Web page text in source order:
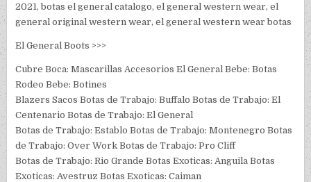
2021, botas el general catalogo, el general western wear, el
general original western wear, el general western wear botas
El General Boots >>>
Cubre Boca: Mascarillas Accesorios El General Bebe: Botas
Rodeo Bebe: Botines
Blazers Sacos Botas de Trabajo: Buffalo Botas de Trabajo: El
Centenario Botas de Trabajo: El General
Botas de Trabajo: Establo Botas de Trabajo: Montenegro Botas
de Trabajo: Over Work Botas de Trabajo: Pro Cliff
Botas de Trabajo: Rio Grande Botas Exoticas: Anguila Botas
Exoticas: Avestruz Botas Exoticas: Caiman